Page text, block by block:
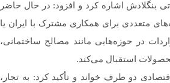
بنگلادش اشاره کرد و افزود: در حال حاضر
متعددی برای همکاری مشترک با ایران یا
در حوزه‌هایی مانند مصالح ساختمانی،
استقبال می‌کند.
دو طرف خواند و تأکید کرد: به تجار،